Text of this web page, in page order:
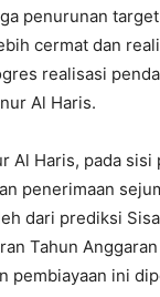
penurunan
cermat dan
realisasi
Al Haris.
Al Haris, pada sisi
penerimaan
dari prediksi
Tahun
pembiayaan ini